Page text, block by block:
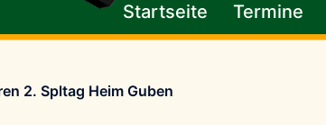
Startseite Termine
2. Spltag Heim Guben